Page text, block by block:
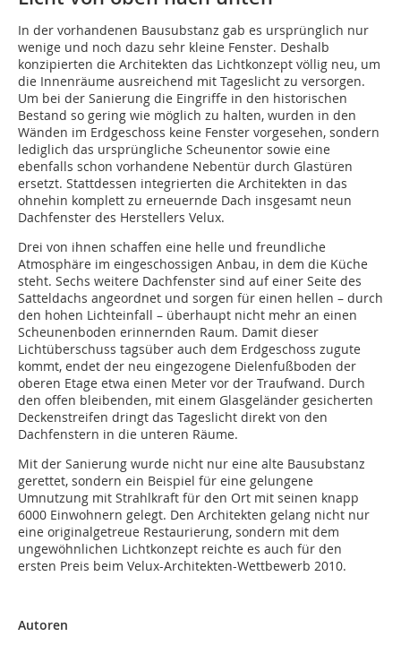
In der vorhandenen Bausubstanz gab es ursprünglich nur
wenige und noch dazu sehr kleine Fenster. Deshalb
konzipierten die Architekten das Lichtkonzept völlig neu, um
die Innenräume ausreichend mit Tageslicht zu versorgen.
Um bei der Sanierung die Eingriffe in den historischen
Bestand so gering wie möglich zu halten, wurden in den
Wänden im Erdgeschoss keine Fenster vorgesehen, sondern
lediglich das ursprüngliche Scheunentor sowie eine
ebenfalls schon vorhandene Nebentür durch Glastüren
ersetzt. Stattdessen integrierten die Architekten in das
ohnehin komplett zu erneuernde Dach insgesamt neun
Dachfenster des Herstellers Velux.
Drei von ihnen schaffen eine helle und freundliche
Atmosphäre im eingeschossigen Anbau, in dem die Küche
steht. Sechs weitere Dachfenster sind auf einer Seite des
Satteldachs angeordnet und sorgen für einen hellen – durch
den hohen Lichteinfall – überhaupt nicht mehr an einen
Scheunenboden erinnernden Raum. Damit dieser
Lichtüberschuss tagsüber auch dem Erdgeschoss zugute
kommt, endet der neu eingezogene Dielenfußboden der
oberen Etage etwa einen Meter vor der Traufwand. Durch
den offen bleibenden, mit einem Glasgeländer gesicherten
Deckenstreifen dringt das Tageslicht direkt von den
Dachfenstern in die unteren Räume.
Mit der Sanierung wurde nicht nur eine alte Bausubstanz
gerettet, sondern ein Beispiel für eine gelungene
Umnutzung mit Strahlkraft für den Ort mit seinen knapp
6000 Einwohnern gelegt. Den Architekten gelang nicht nur
eine originalgetreue Restaurierung, sondern mit dem
ungewöhnlichen Lichtkonzept reichte es auch für den
ersten Preis beim Velux-Architekten-Wettbewerb 2010.
Autoren